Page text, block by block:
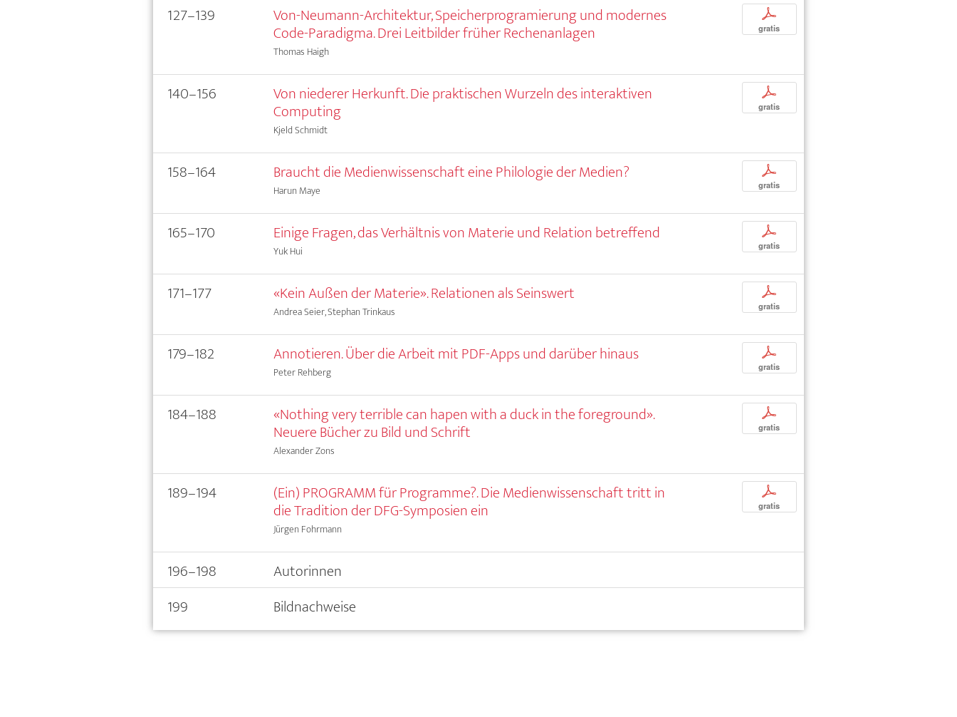
127–139 Von-Neumann-Architektur, Speicherprogramierung und modernes
Code-Paradigma. Drei Leitbilder früher Rechenanlagen
Thomas Haigh
p
gratis
140–156 Von niederer Herkunft. Die praktischen Wurzeln des interaktiven
Computing
Kjeld Schmidt
p
gratis
158–164 Braucht die Medienwissenschaft eine Philologie der Medien?
Harun Maye
p
gratis
165–170 Einige Fragen, das Verhältnis von Materie und Relation betreffend
Yuk Hui
p
gratis
171–177 «Kein Außen der Materie». Relationen als Seinswert
Andrea Seier, Stephan Trinkaus
p
gratis
179–182 Annotieren. Über die Arbeit mit PDF-Apps und darüber hinaus
Peter Rehberg
p
gratis
184–188 «Nothing very terrible can hapen with a duck in the foreground».
Neuere Bücher zu Bild und Schrift
Alexander Zons
p
gratis
189–194 (Ein) PROGRAMM für Programme?. Die Medienwissenschaft tritt in
die Tradition der DFG-Symposien ein
Jürgen Fohrmann
p
gratis
196–198
Autorinnen
199
Bildnachweise